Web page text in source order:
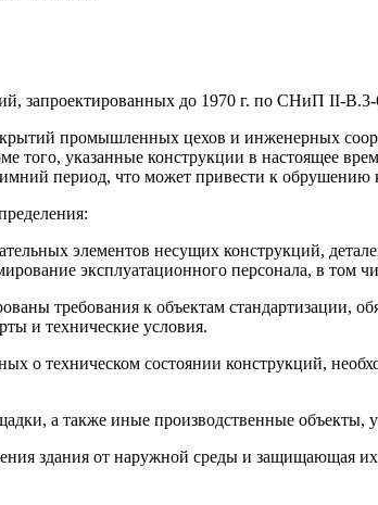
запроектированных до 1970 г. по СНиП II-В.3-
промышленных цехов и инженерных
того, указанные конструкции в настоящее
период, что может привести к обрушению
элементов несущих конструкций,
эксплуатационного персонала, в том
требования к объектам стандартизации,
и технические условия.
о техническом состоянии конструкций,
а также иные производственные
здания от наружной среды и защищающая